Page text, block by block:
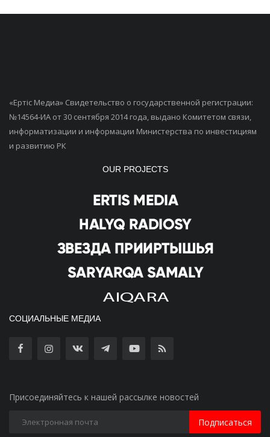
«Ертiс Медиа» Свидетельство о государственной регистрации:
№14564-ИА от 30 сентября 2014 года, выдано Комитетом связи,
информатизации и информации Министерства по инвестициям
и развитию РК
OUR PROJECTS
СОЦИАЛЬНЫЕ МЕДИА
Присоединяйтесь к нашей рассылке новостей
Подписаться